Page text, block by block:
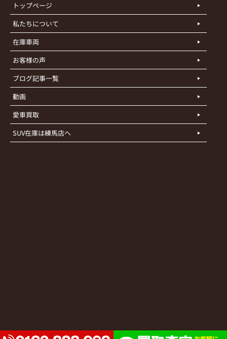
トップページ
私たちについて
在庫車両
お客様の声
ブログ記事一覧
動画
愛車買取
SUV在庫は練馬店へ